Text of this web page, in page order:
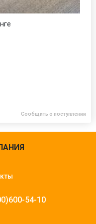
Сообщить о поступлении
54-10